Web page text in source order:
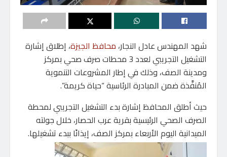
شهد المهندس عادل النجار، محافظ الجيزة، إطلاق إشارة
التشغيل التجريبي لعدد 3 محطات صرف صحي بمركز
ومدينة الصف، وذلك في إطار المشروعات التنموية
المُنفَّذة ضمن المبادرة الرئاسية “حياة كريمة”.
حيث أطلق المحافظ إشارة بدء التشغيل التجريبي لمحطة
الصرف الصحي الرئيسية بقرية عرب الحصار، خلال جولته
الميدانية اليوم الأربعاء بمركز الصف، إيذانًا ببدء تشغيلها.